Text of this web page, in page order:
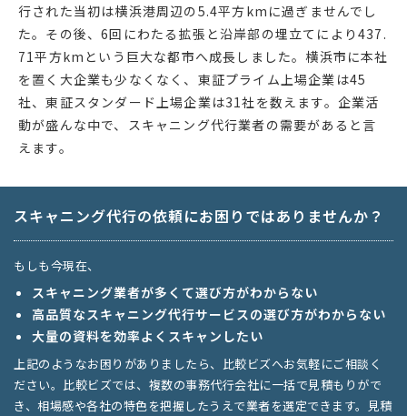
行された当初は横浜港周辺の5.4平方kmに過ぎませんでし
た。その後、6回にわたる拡張と沿岸部の埋立てにより437.
71平方kmという巨大な都市へ成長しました。横浜市に本社
を置く大企業も少なくなく、東証プライム上場企業は45
社、東証スタンダード上場企業は31社を数えます。企業活
動が盛んな中で、スキャニング代行業者の需要があると言
えます。
スキャニング代行の依頼にお困りではありませんか？
もしも今現在、
スキャニング業者が多くて選び方がわからない
高品質なスキャニング代行サービスの選び方がわからない
大量の資料を効率よくスキャンしたい
上記のようなお困りがありましたら、比較ビズへお気軽にご相談く
ださい。比較ビズでは、複数の事務代行会社に一括で見積もりがで
き、相場感や各社の特色を把握したうえで業者を選定できます。見積